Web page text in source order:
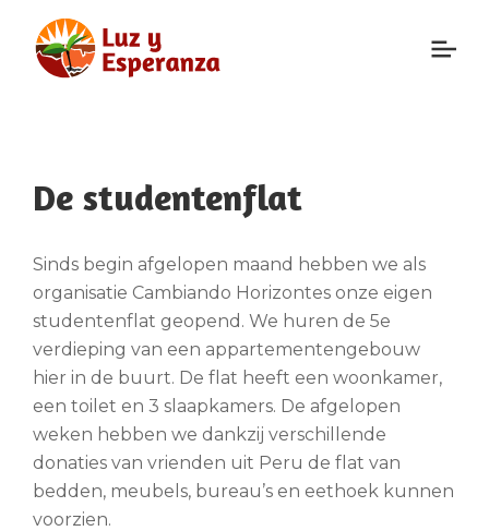
De studentenflat
Sinds begin afgelopen maand hebben we als
organisatie Cambiando Horizontes onze eigen
studentenflat geopend. We huren de 5e
verdieping van een appartementengebouw
hier in de buurt. De flat heeft een woonkamer,
een toilet en 3 slaapkamers. De afgelopen
weken hebben we dankzij verschillende
donaties van vrienden uit Peru de flat van
bedden, meubels, bureau’s en eethoek kunnen
voorzien.